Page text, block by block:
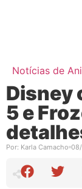
Notícias de
Disney
5 e
Por: Karla Camacho